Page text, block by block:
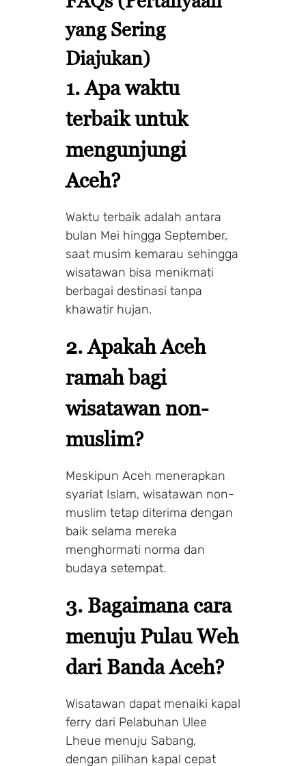
yang Sering
Diajukan)
1. Apa waktu
terbaik untuk
mengunjungi
Aceh?
Waktu terbaik adalah antara
bulan Mei hingga September,
saat musim kemarau sehingga
wisatawan bisa menikmati
berbagai destinasi tanpa
khawatir hujan.
2. Apakah Aceh
ramah bagi
wisatawan non-
muslim?
Meskipun Aceh menerapkan
syariat Islam, wisatawan non-
muslim tetap diterima dengan
baik selama mereka
menghormati norma dan
budaya setempat.
3. Bagaimana cara
menuju Pulau Weh
dari Banda Aceh?
Wisatawan dapat menaiki kapal
ferry dari Pelabuhan Ulee
Lheue menuju Sabang,
dengan pilihan kapal cepat
Make a Booking
1 Adults 1 Room
Search